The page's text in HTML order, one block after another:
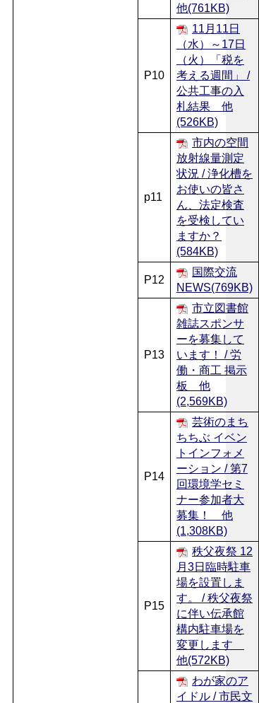
他(761KB)
P10
11月11日
（水）～17日
（火）「税を
考える週間」 /
公共工事の入
札結果 他
(526KB)
p11
市内の空間
放射線量測定
状況 / 浄化槽を
お使いの皆さ
ん、法定検査
を受検してい
ますか？
(584KB)
P12
国際交流
NEWS(769KB)
P13
市立図書館
雑誌スポンサ
ーを募集して
います！ / 労
働・商工 掲示
板 他
(2,569KB)
P14
芸術のまち
ちちぶ イベン
トインフォメ
ーション / 第7
回環境学セミ
ナー参加者大
募集！ 他
(1,308KB)
P15
秩父夜祭 12
月3日臨時駐車
場を設置しま
す。 / 秩父夜祭
に伴い伝承館
構内駐車場を
変更します
他(572KB)
わが家のア
イドル / 市民文